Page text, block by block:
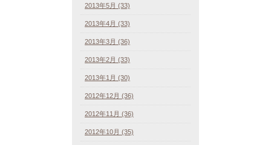
2013年5月 (33)
2013年4月 (33)
2013年3月 (36)
2013年2月 (33)
2013年1月 (30)
2012年12月 (36)
2012年11月 (36)
2012年10月 (35)